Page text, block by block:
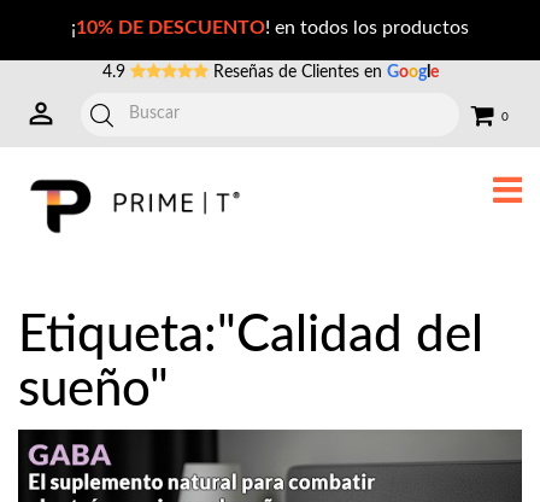
¡10% DE DESCUENTO! en todos los productos
4.9 Reseñas de Clientes en Google
0
Etiqueta:"Calidad del
sueño"